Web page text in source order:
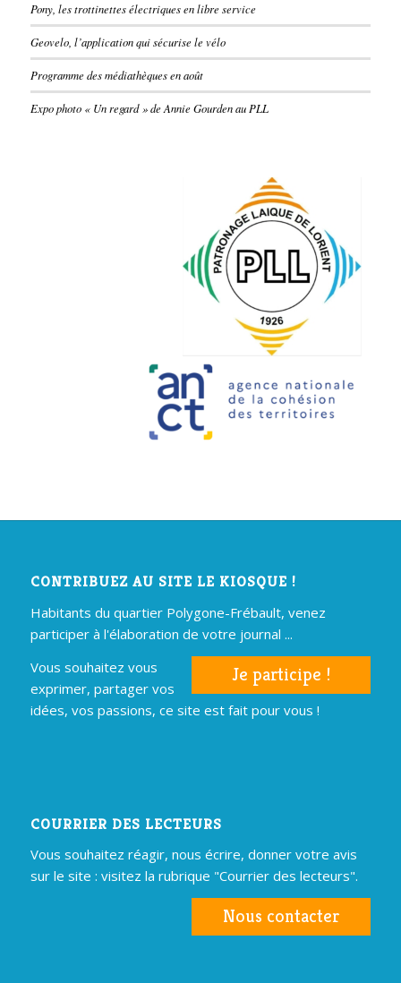
Pony, les trottinettes électriques en libre service
Geovelo, l’application qui sécurise le vélo
Programme des médiathèques en août
Expo photo « Un regard » de Annie Gourden au PLL
CONTRIBUEZ AU SITE LE KIOSQUE !
Habitants du quartier Polygone-Frébault, venez
participer à l'élaboration de votre journal ...
Je participe !
Vous souhaitez vous
exprimer, partager vos
idées, vos passions, ce site est fait pour vous !
COURRIER DES LECTEURS
Vous souhaitez réagir, nous écrire, donner votre avis
sur le site : visitez la rubrique "Courrier des lecteurs".
Nous contacter